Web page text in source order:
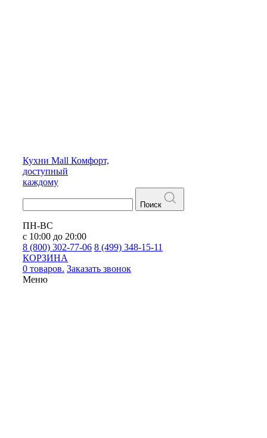
Кухни Mall Комфорт,
доступный
каждому
Поиск
ПН-ВС
с 10:00 до 20:00
8 (800) 302-77-06 8 (499) 348-15-11
КОРЗИНА
0 товаров. Заказать звонок
Меню